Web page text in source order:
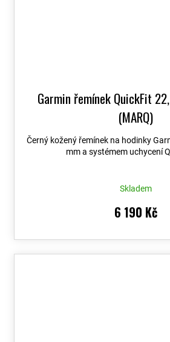
Garmin řemínek QuickFit
(MARQ)
Černý kožený řemínek na hodinky
mm a systémem uchycení
Skladem
6 190 Kč